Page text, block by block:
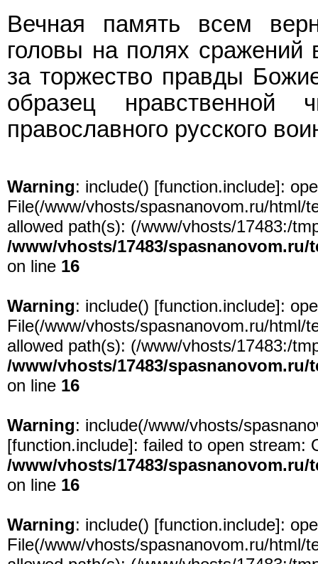
Вечная память всем
головы на полях сражений
за торжество правды
образец нравственной
православного русского
Warning: include() [function.include]:
File(/www/vhosts/spasnanovom.ru/html/
allowed path(s): (/www/vhosts/17483:/
/www/vhosts/17483/
on line 16
Warning: include() [function.include]:
File(/www/vhosts/spasnanovom.ru/html/
allowed path(s): (/www/vhosts/17483:/
/www/vhosts/17483/
on line 16
Warning: include(/www/vhosts/
[function.include]: failed to open stream:
/www/vhosts/17483/
on line 16
Warning: include() [function.include]:
File(/www/vhosts/spasnanovom.ru/html/